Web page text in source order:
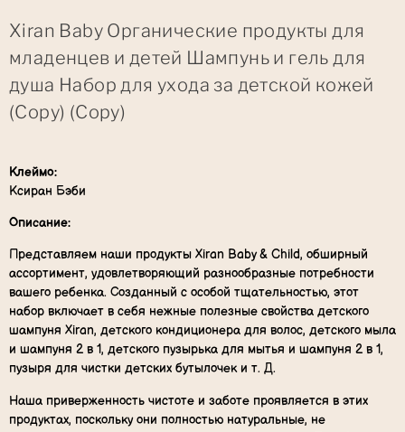
Xiran Baby Органические продукты для
младенцев и детей Шампунь и гель для
душа Набор для ухода за детской кожей
(Copy) (Copy)
Клеймо:
Ксиран Бэби
Описание:
Представляем наши продукты Xiran Baby & Child, обширный
ассортимент, удовлетворяющий разнообразные потребности
вашего ребенка. Созданный с особой тщательностью, этот
набор включает в себя нежные полезные свойства детского
шампуня Xiran, детского кондиционера для волос, детского мыла
и шампуня 2 в 1, детского пузырька для мытья и шампуня 2 в 1,
пузыря для чистки детских бутылочек и т. Д.
Наша приверженность чистоте и заботе проявляется в этих
продуктах, поскольку они полностью натуральные, не